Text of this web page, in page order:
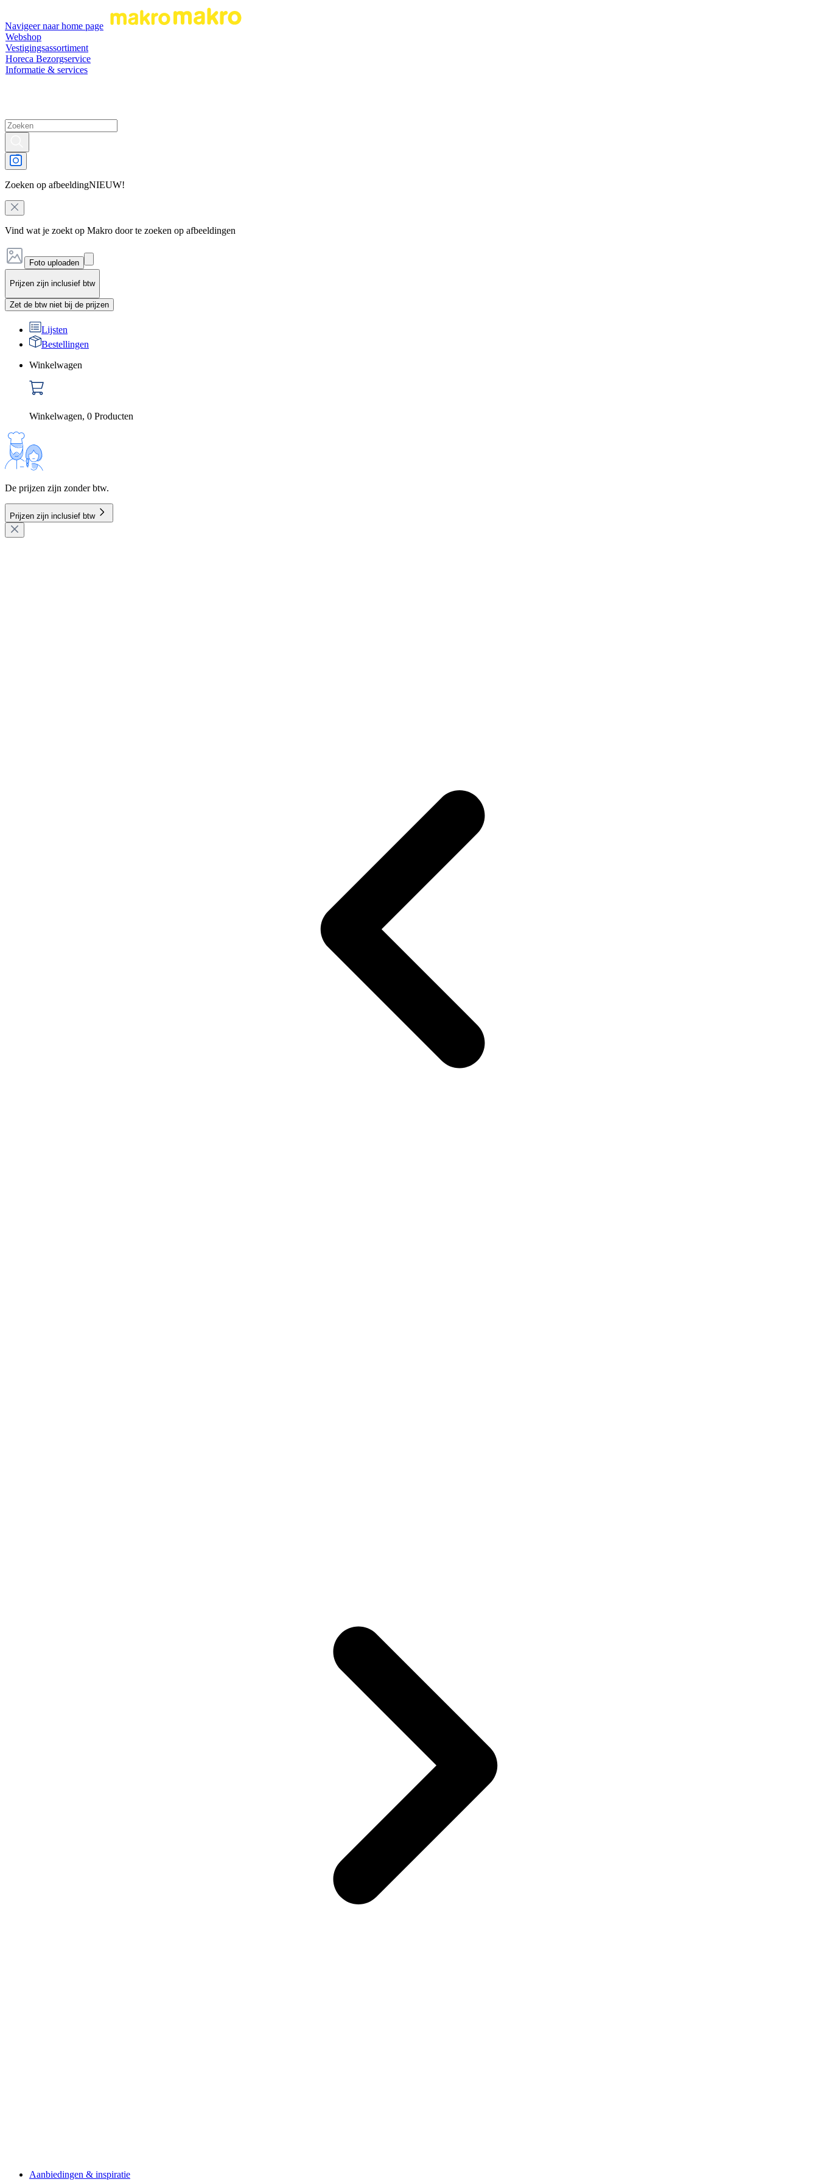
Navigeer naar home page
Webshop
Vestigingsassortiment
Horeca Bezorgservice
Informatie & services
Zoeken op afbeeldingNIEUW!
Vind wat je zoekt op Makro door te zoeken op afbeeldingen
Foto uploaden
Prijzen zijn inclusief btw
Zet de btw niet bij de prijzen
Lijsten
Bestellingen
Winkelwagen
Winkelwagen, 0 Producten
De prijzen zijn zonder btw.
Prijzen zijn inclusief btw
Aanbiedingen & inspiratie